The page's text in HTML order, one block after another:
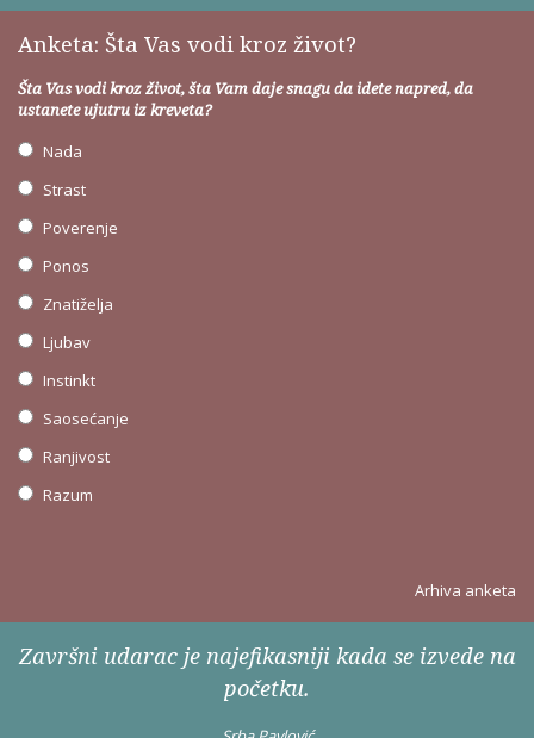
Anketa: Šta Vas vodi kroz život?
Šta Vas vodi kroz život, šta Vam daje snagu da idete napred, da
ustanete ujutru iz kreveta?
Nada
Strast
Poverenje
Ponos
Znatiželja
Ljubav
Instinkt
Saosećanje
Ranjivost
Razum
Arhiva anketa
Završni udarac je najefikasniji kada se izvede na
početku.